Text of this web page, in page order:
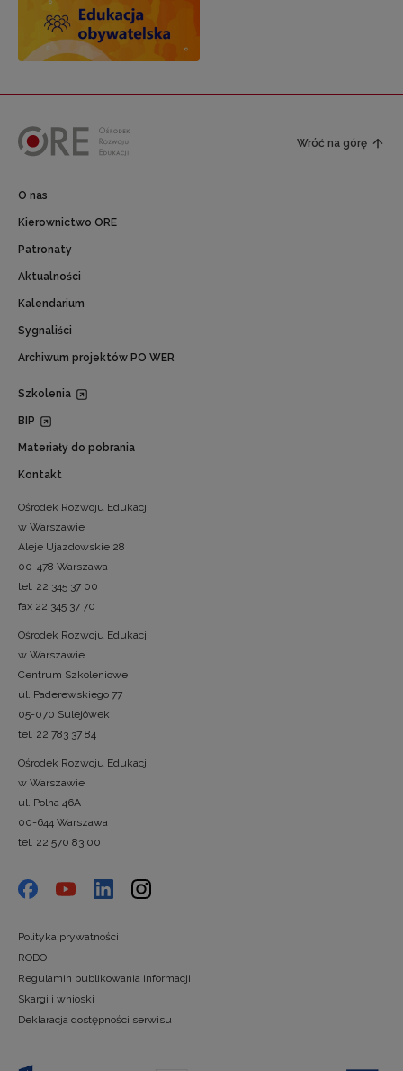
Wróć na górę
O nas
Kierownictwo ORE
Patronaty
Aktualności
Kalendarium
Sygnaliści
Archiwum projektów PO WER
Szkolenia
BIP
Materiały do pobrania
Kontakt
Ośrodek Rozwoju Edukacji
w Warszawie
Aleje Ujazdowskie 28
00-478 Warszawa
tel. 22 345 37 00
fax 22 345 37 70
Ośrodek Rozwoju Edukacji
w Warszawie
Centrum Szkoleniowe
ul. Paderewskiego 77
05-070 Sulejówek
tel. 22 783 37 84
Ośrodek Rozwoju Edukacji
w Warszawie
ul. Polna 46A
00-644 Warszawa
tel. 22 570 83 00
Polityka prywatności
RODO
Regulamin publikowania informacji
Skargi i wnioski
Deklaracja dostępności serwisu